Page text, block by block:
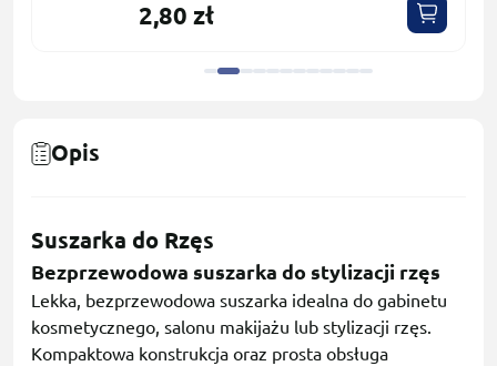
2,80 zł
Opis
Suszarka do Rzęs
Bezprzewodowa suszarka do stylizacji rzęs
Lekka, bezprzewodowa suszarka idealna do gabinetu
kosmetycznego, salonu makijażu lub stylizacji rzęs.
Kompaktowa konstrukcja oraz prosta obsługa